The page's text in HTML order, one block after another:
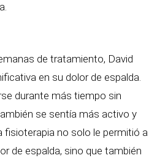
de tratamiento, David
en su dolor de espalda.
durante más tiempo sin
se sentía más activo y
fisioterapia no solo le permitió a
de espalda, sino que también